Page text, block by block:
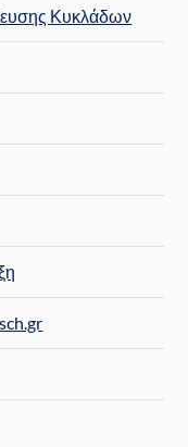
Κυκλάδων